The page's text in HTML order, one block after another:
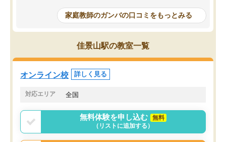
めて1年ほどだった今では平均点以上の
科目が増えてきました！あと1年受験ま
であるので無料の週末教室を使用しな
がら頑張って欲しいと思います！
問できるのでとても助か
家庭教師のガンバの口コミをもっとみる
佳景山駅の教室一覧
オンライン校 詳しく見る
対応エリア 全国
無料体験を申し込む
無料
（リストに追加する）